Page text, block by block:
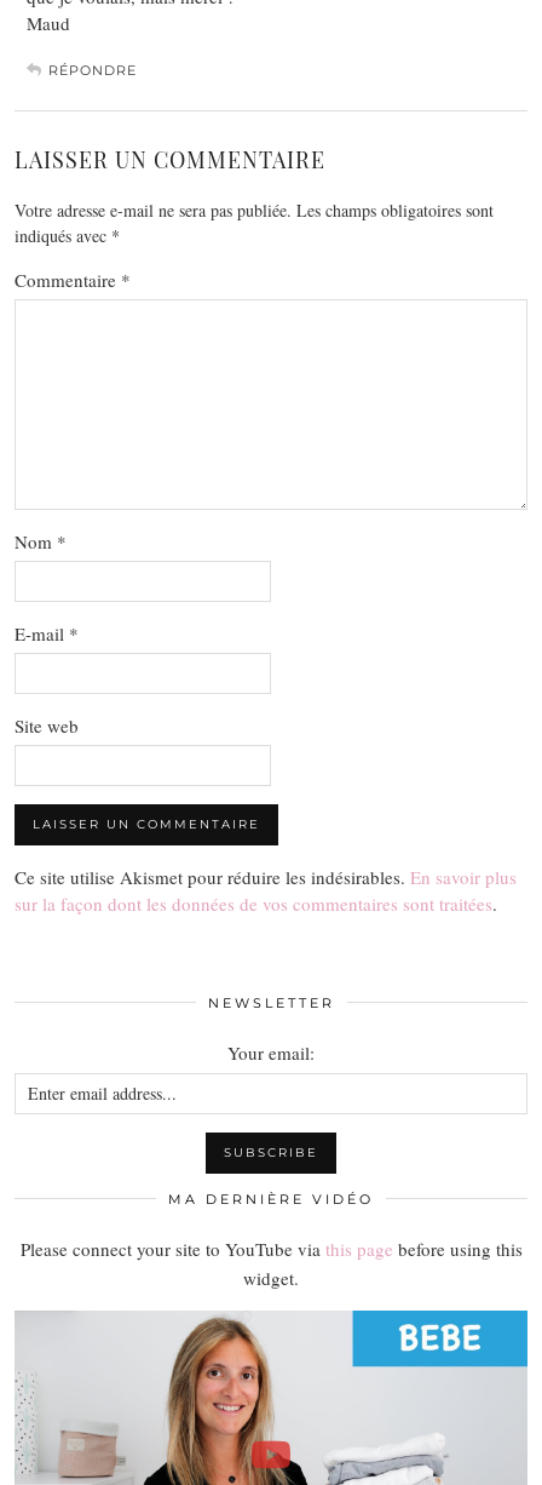
Maud
RÉPONDRE
LAISSER UN COMMENTAIRE
Votre adresse e-mail ne sera pas publiée. Les champs obligatoires sont
indiqués avec *
Commentaire *
Nom *
E-mail *
Site web
Ce site utilise Akismet pour réduire les indésirables. En savoir plus
sur la façon dont les données de vos commentaires sont traitées.
NEWSLETTER
Your email:
MA DERNIÈRE VIDÉO
Please connect your site to YouTube via this page before using this
widget.